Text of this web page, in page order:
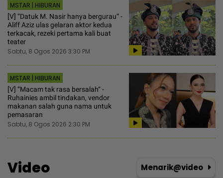
MSTAR | HIBURAN
[V] “Datuk M. Nasir hanya bergurau“ -
Aliff Aziz ulas gelaran aktor kedua
terkacak, rezeki pertama kali buat
teater
Sabtu, 8 Ogos 2026 3:30 PM
MSTAR | HIBURAN
[V] “Macam tak rasa bersalah“ -
Ruhainies ambil tindakan, vendor
makanan salah guna nama untuk
pemasaran
Sabtu, 8 Ogos 2026 2:30 PM
Video Menarik@video